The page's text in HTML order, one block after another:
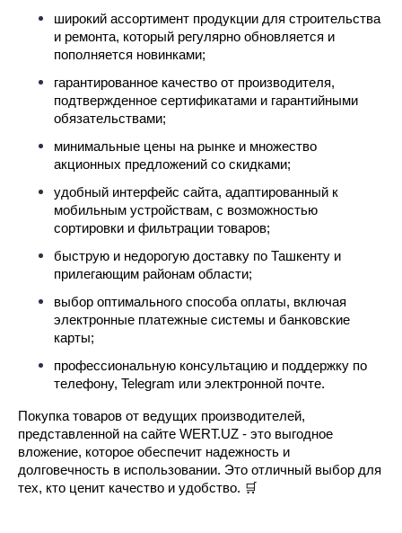
широкий ассортимент продукции для строительства
и ремонта, который регулярно обновляется и
пополняется новинками;
гарантированное качество от производителя,
подтвержденное сертификатами и гарантийными
обязательствами;
минимальные цены на рынке и множество
акционных предложений со скидками;
удобный интерфейс сайта, адаптированный к
мобильным устройствам, с возможностью
сортировки и фильтрации товаров;
быструю и недорогую доставку по Ташкенту и
прилегающим районам области;
выбор оптимального способа оплаты, включая
электронные платежные системы и банковские
карты;
профессиональную консультацию и поддержку по
телефону, Telegram или электронной почте.
Покупка товаров от ведущих производителей,
представленной на сайте WERT.UZ - это выгодное
вложение, которое обеспечит надежность и
долговечность в использовании. Это отличный выбор для
тех, кто ценит качество и удобство. 🛒